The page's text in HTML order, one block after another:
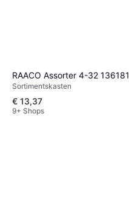
RAACO Assorter 4-32 136181
Sortimentskasten
€ 13,37
9+ Shops